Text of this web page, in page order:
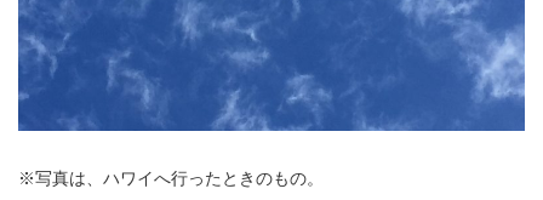
※写真は、ハワイへ行ったときのもの。